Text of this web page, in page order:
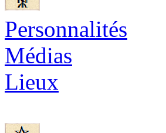
Personnalités
Médias
Lieux